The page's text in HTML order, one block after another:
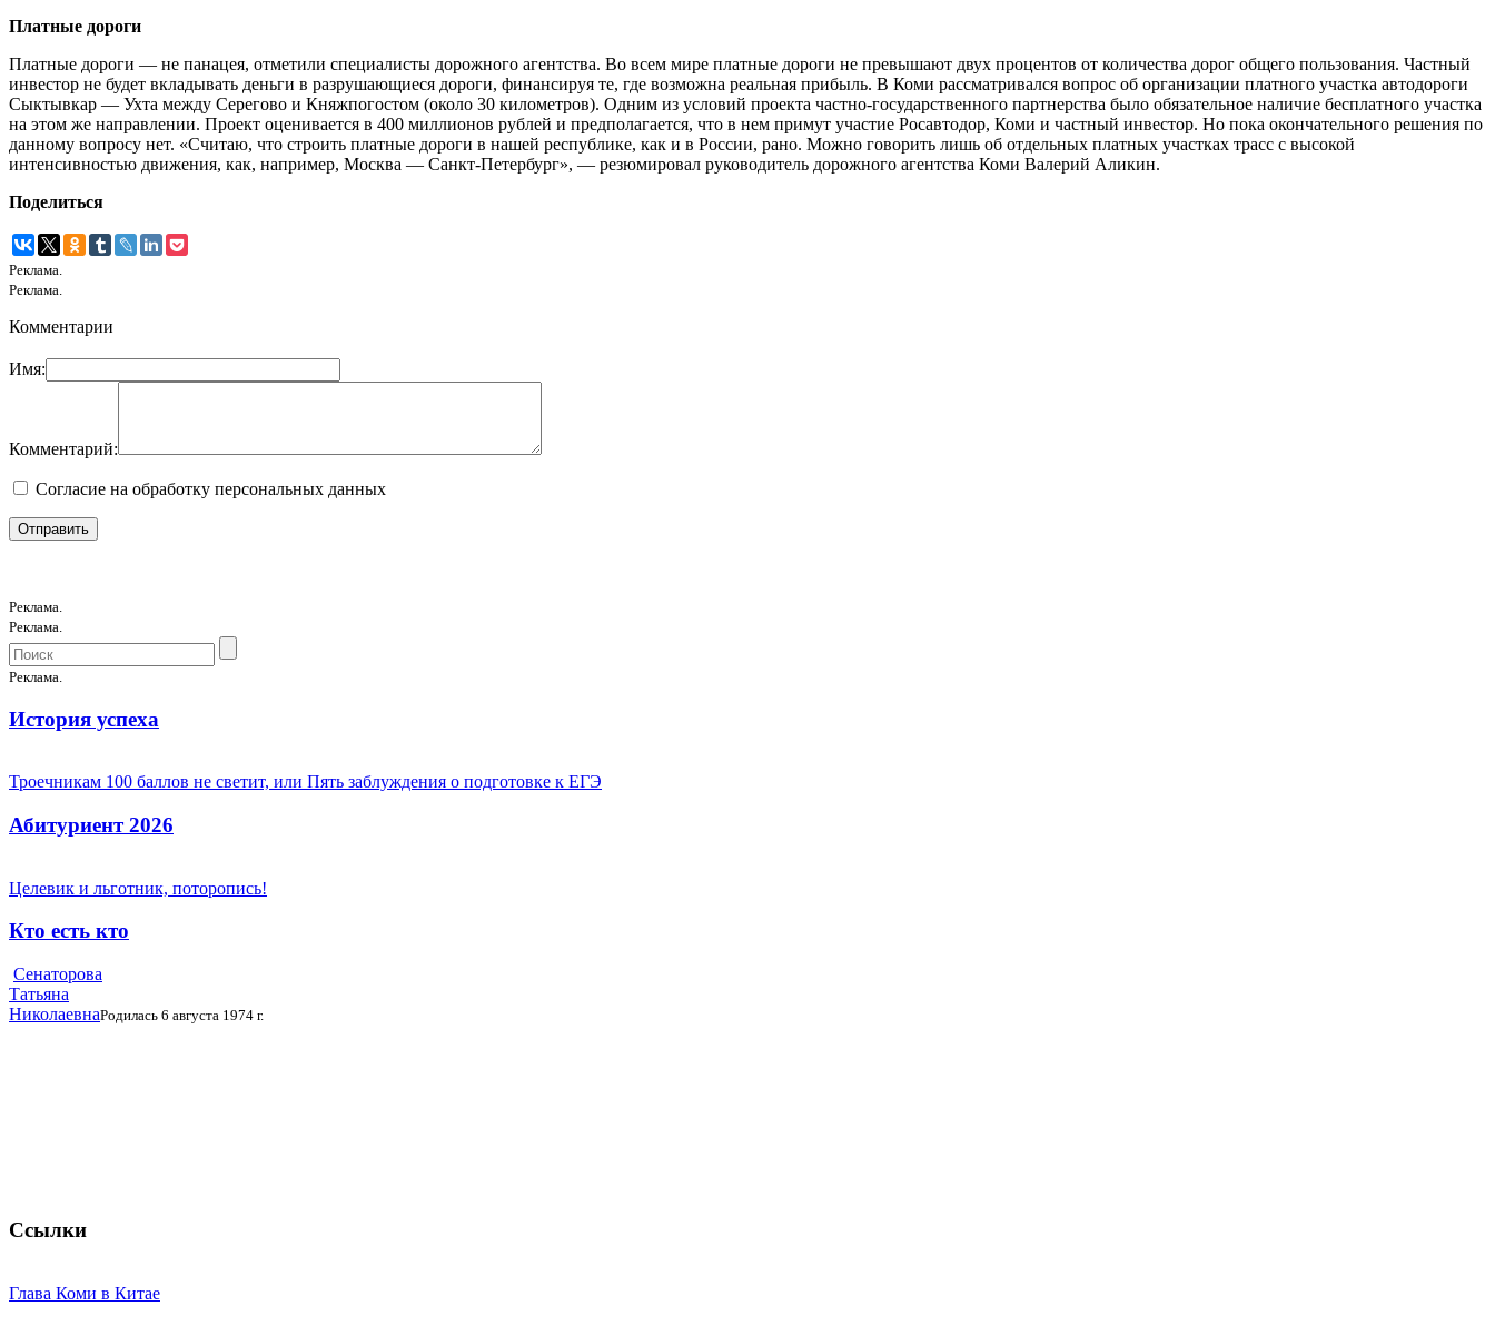
Платные дороги
Платные дороги — не панацея, отметили специалисты дорожного агентства. Во всем мире платные дороги не превышают двух процентов от количества дорог общего пользования. Частный
инвестор не будет вкладывать деньги в разрушающиеся дороги, финансируя те, где возможна реальная прибыль. В Коми рассматривался вопрос об организации платного участка автодороги
Сыктывкар — Ухта между Серегово и Княжпогостом (около 30 километров). Одним из условий проекта частно-государственного партнерства было обязательное наличие бесплатного участка
на этом же направлении. Проект оценивается в 400 миллионов рублей и предполагается, что в нем примут участие Росавтодор, Коми и частный инвестор. Но пока окончательного решения по
данному вопросу нет. «Считаю, что строить платные дороги в нашей республике, как и в России, рано. Можно говорить лишь об отдельных платных участках трасс с высокой
интенсивностью движения, как, например, Москва — Санкт-Петербург», — резюмировал руководитель дорожного агентства Коми Валерий Аликин.
Поделиться
Реклама.
Реклама.
Комментарии
Имя:
Комментарий:
Согласие на обработку персональных данных
Реклама.
Реклама.
Реклама.
История успеха
Троечникам 100 баллов не светит, или Пять заблуждения о подготовке к ЕГЭ
Абитуриент 2026
Целевик и льготник, поторопись!
Кто есть кто
Сенаторова
Татьяна
НиколаевнаРодилась 6 августа 1974 г.
Ссылки
Глава Коми в Китае